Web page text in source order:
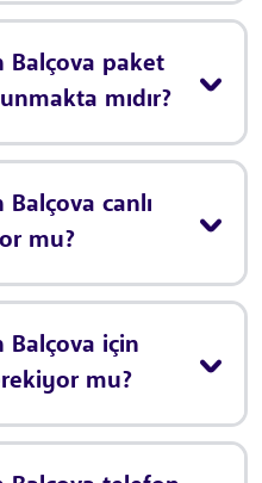
Balçova paket
mıdır?
canlı
mu?
Balçova için
mu?